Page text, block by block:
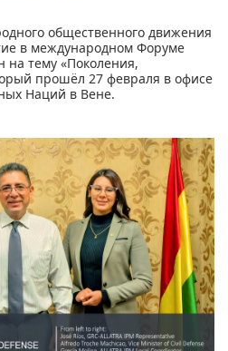
общественного движения
в международном Форуме
на тему «Поколения,
прошёл 27 февраля в офисе
Наций в Вене.